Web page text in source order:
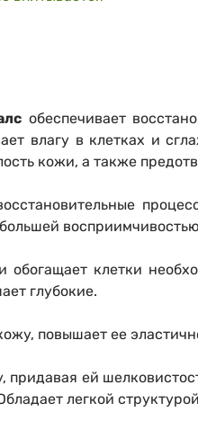
обеспечивает
влагу в клетках и
кожи, а также
клетки
глубокие.
повышает ее
придавая ей
легкой